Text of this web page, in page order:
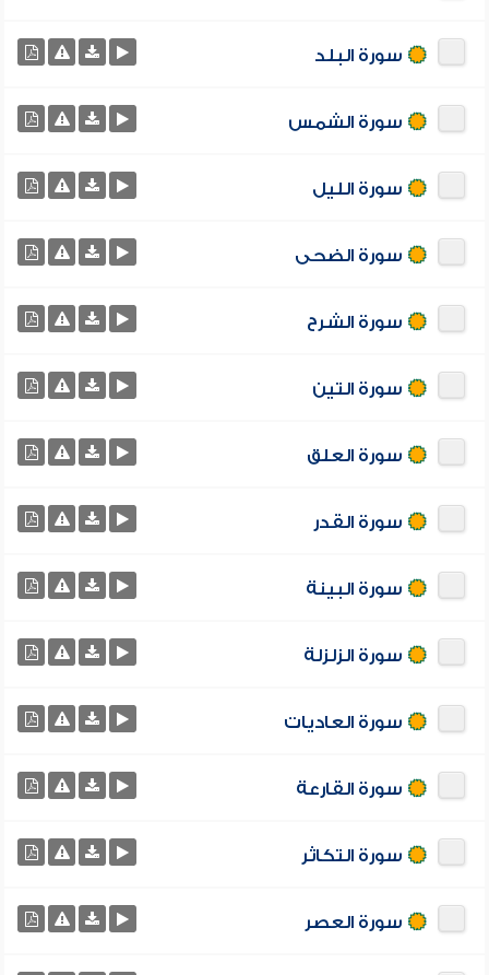
سورة البلد
سورة الشمس
سورة الليل
سورة الضحى
سورة الشرح
سورة التين
سورة العلق
سورة القدر
سورة البينة
سورة الزلزلة
سورة العاديات
سورة القارعة
سورة التكاثر
سورة العصر